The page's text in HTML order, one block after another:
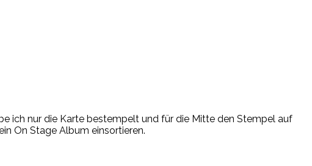
ich nur die Karte bestempelt und für die Mitte den Stempel auf
On Stage Album einsortieren.